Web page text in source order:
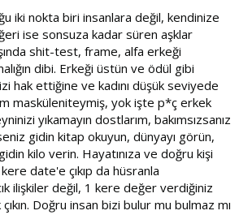
iki nokta biri insanlara değil, kendinize
ise sonsuza kadar süren aşklar
shit-test, frame, alfa erkeği
dibi. Erkeği üstün ve ödül gibi
hak ettiğine ve kadını düşük seviyede
masküleniteymiş, yok işte p*ç erkek
yıkamayın dostlarım, bakımsızsanız
gidin kitap okuyun, dünyayı görün,
kilo verin. Hayatınıza ve doğru kişi
date'e çıkıp da hüsranla
ilişkiler değil, 1 kere değer verdiğiniz
Doğru insan bizi bulur mu bulmaz mı